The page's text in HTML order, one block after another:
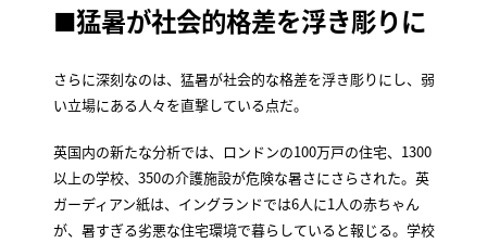
■猛暑が社会的格差を浮き彫りに
さらに深刻なのは、猛暑が社会的な格差を浮き彫りにし、弱
い立場にある人々を直撃している点だ。
英国内の新たな分析では、ロンドンの100万戸の住宅、1300
以上の学校、350の介護施設が危険な暑さにさらされた。英
ガーディアン紙は、イングランドでは6人に1人の赤ちゃん
が、暑すぎる劣悪な住宅環境で暮らしていると報じる。学校